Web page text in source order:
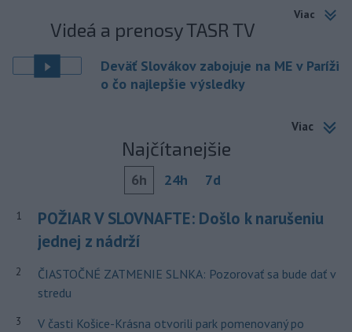
Viac
Videá a prenosy TASR TV
Deväť Slovákov zabojuje na ME v Paríži
o čo najlepšie výsledky
Viac
Najčítanejšie
6h 24h 7d
1
POŽIAR V SLOVNAFTE: Došlo k narušeniu
jednej z nádrží
2
ČIASTOČNÉ ZATMENIE SLNKA: Pozorovať sa bude dať v
stredu
3
V časti Košice-Krásna otvorili park pomenovaný po